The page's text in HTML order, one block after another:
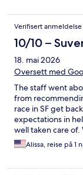
Verifisert anmeldelse
10/10 –
18. mai 2026
Oversett med
The staff went
from
race in SF get
expectations in
well taken care of.
SF.Alissa, reise på 1